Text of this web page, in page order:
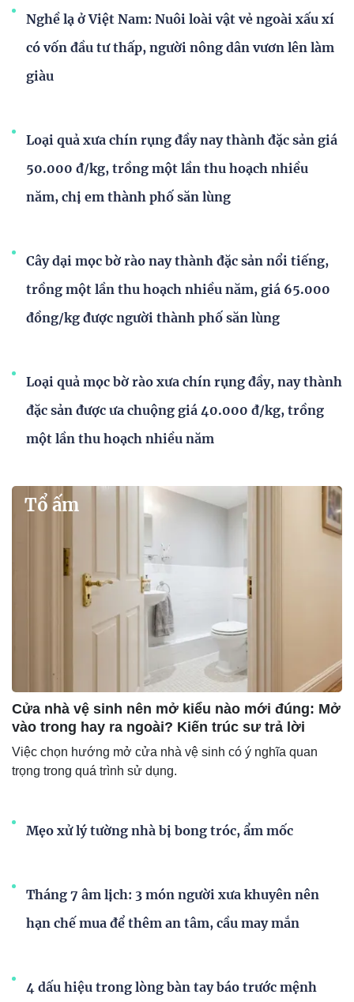
Nghề lạ ở Việt Nam: Nuôi loài vật vẻ ngoài xấu xí
có vốn đầu tư thấp, người nông dân vươn lên làm
giàu
Loại quả xưa chín rụng đầy nay thành đặc sản giá
50.000 đ/kg, trồng một lần thu hoạch nhiều
năm, chị em thành phố săn lùng
Cây dại mọc bờ rào nay thành đặc sản nổi tiếng,
trồng một lần thu hoạch nhiều năm, giá 65.000
đồng/kg được người thành phố săn lùng
Loại quả mọc bờ rào xưa chín rụng đầy, nay thành
đặc sản được ưa chuộng giá 40.000 đ/kg, trồng
một lần thu hoạch nhiều năm
Tổ ấm
Cửa nhà vệ sinh nên mở kiểu nào mới đúng: Mở
vào trong hay ra ngoài? Kiến trúc sư trả lời
Việc chọn hướng mở cửa nhà vệ sinh có ý nghĩa quan
trọng trong quá trình sử dụng.
Mẹo xử lý tường nhà bị bong tróc, ẩm mốc
Tháng 7 âm lịch: 3 món người xưa khuyên nên
hạn chế mua để thêm an tâm, cầu may mắn
4 dấu hiệu trong lòng bàn tay báo trước mệnh